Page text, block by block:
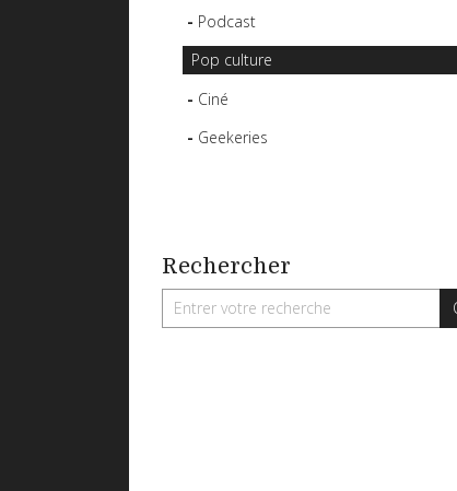
Podcast
Pop culture
Ciné
Geekeries
Rechercher